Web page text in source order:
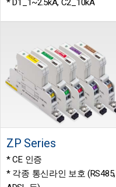
* D1_1~2.5kA, C2_10kA
ZP Series
* CE 인증
* 각종 통신라인 보호 (RS485,